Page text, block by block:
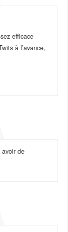
efficace
à l’avance,
de